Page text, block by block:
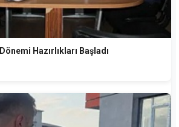
Hazırlıkları Başladı